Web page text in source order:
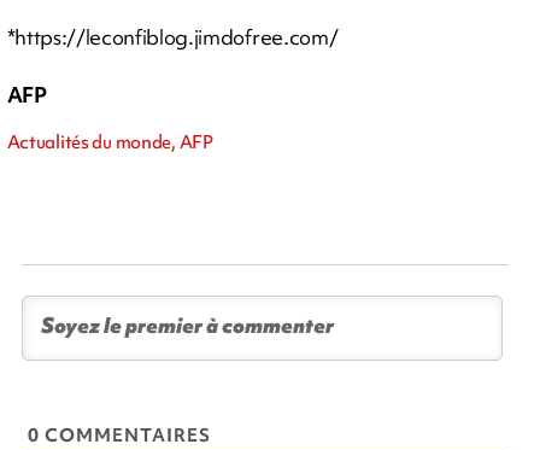
*https://leconfiblog.jimdofree.com/
AFP
Actualités du monde, AFP
0 COMMENTAIRES